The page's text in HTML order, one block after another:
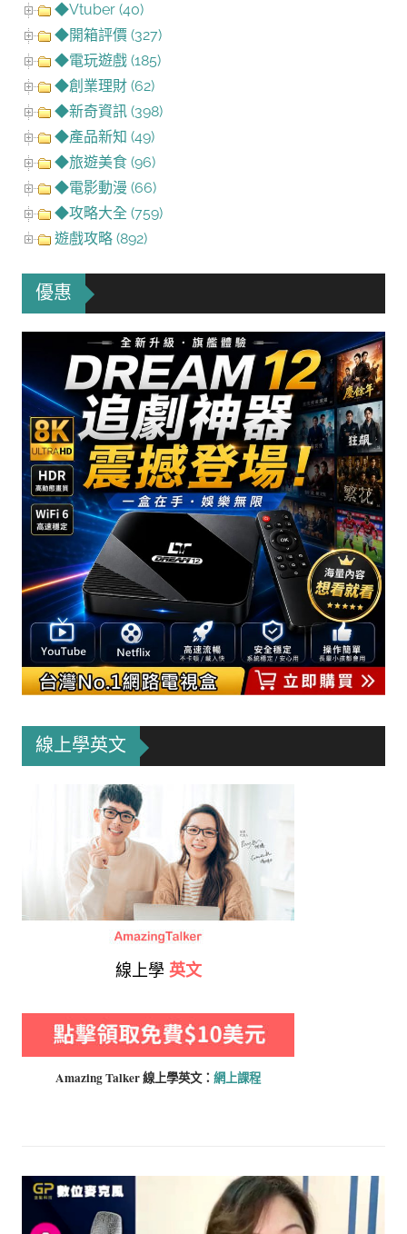
◆Vtuber (40)
◆開箱評價 (327)
◆電玩遊戲 (185)
◆創業理財 (62)
◆新奇資訊 (398)
◆產品新知 (49)
◆旅遊美食 (96)
◆電影動漫 (66)
◆攻略大全 (759)
遊戲攻略 (892)
優惠
線上學英文
線上學 英文
Amazing Talker 線上學英文： 網上課程